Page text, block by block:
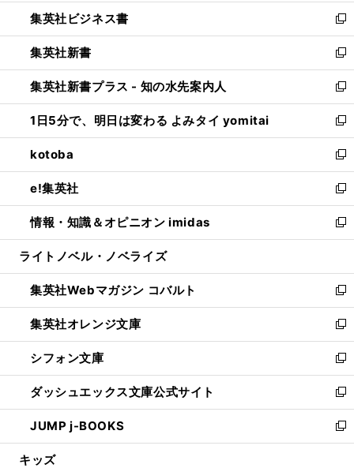
く
で
開
く
ン
ド
ウ
で
開
く
し
い
ウ
ィ
ン
ド
ウ
で
開
く
集英社ビジネス書
新
し
い
ウ
ィ
ン
ド
ウ
で
開
く
集英社新書
新
し
い
ウ
ィ
ン
ド
ウ
で
開
く
集英社新書プラス - 知の水先案内人
新
し
い
ウ
ィ
ン
ド
ウ
で
開
1日5分で、明日は変わる よみタイ yomitai
新
し
い
ウ
ィ
ン
ド
ウ
開
く
kotoba
新
し
い
ウ
ィ
ン
ウ
で
開
く
e!集英社
新
し
い
ウ
ン
ド
ウ
で
開
く
情報・知識＆オピニオン imidas
新
し
ウ
ィ
ン
ド
ウ
で
開
く
ライトノベル・ノベライズ
集英社Webマガジン コバルト
新
し
い
ウ
ィ
ン
ド
ウ
で
開
集英社オレンジ文庫
新
し
い
ウ
ィ
ン
ド
ウ
シフォン文庫
新
し
い
ウ
ィ
ン
ダッシュエックス文庫公式サイト
新
し
い
ウ
JUMP j-BOOKS
新
し
キッズ